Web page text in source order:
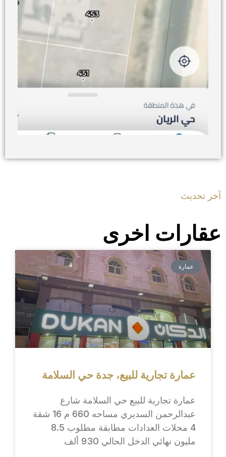
آخر تحديث
عقارات اخرى
عمارة
عمارة تجارية للبيع، جدة حي السلامة
عمارة تجارية للبيع حي السلامة شارع
عبدالرحمن السديري مساحه 660 م 16 شقة
4 محلات العدادات مطابقة مطلوب 8.5
مليون نهائي الدخل الحالي 930 ألف